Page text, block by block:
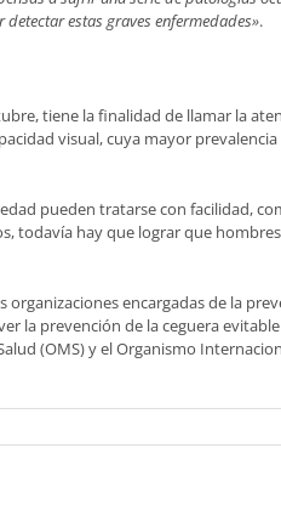
estas graves enfermedades».
tiene la finalidad de llamar la
visual, cuya mayor
pueden tratarse con facilidad,
todavía hay que lograr que
encargadas de la
la prevención de la ceguera
(OMS) y el Organismo